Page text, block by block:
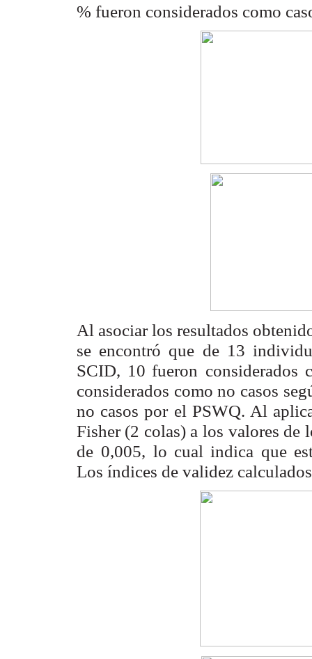
% fueron considerados como
Al asociar los resultados
se encontró que de 13
SCID, 10 fueron considerados
considerados como no casos
no casos por el PSWQ. Al
Fisher (2 colas) a los valores de
de 0,005, lo cual indica que
Los índices de validez